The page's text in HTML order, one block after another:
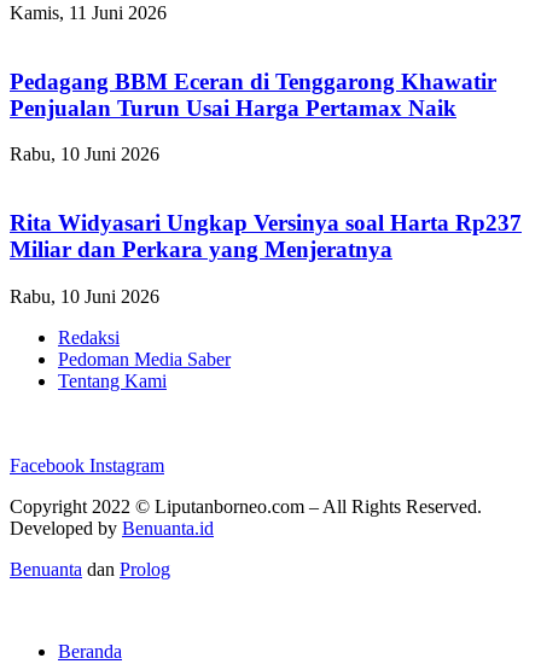
Kamis, 11 Juni 2026
Pedagang BBM Eceran di Tenggarong Khawatir
Penjualan Turun Usai Harga Pertamax Naik
Rabu, 10 Juni 2026
Rita Widyasari Ungkap Versinya soal Harta Rp237
Miliar dan Perkara yang Menjeratnya
Rabu, 10 Juni 2026
Redaksi
Pedoman Media Saber
Tentang Kami
Facebook Instagram
Copyright 2022 © Liputanborneo.com – All Rights Reserved.
Developed by Benuanta.id
Benuanta dan Prolog
Beranda